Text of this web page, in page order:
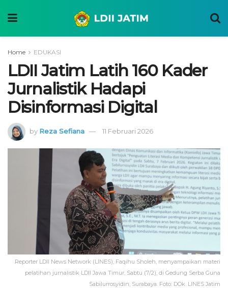
Home EDUKASI
LDII Jatim Latih 160 Kader
Jurnalistik Hadapi
Disinformasi Digital
by Reza Sefiana 11 Februari 2026
Reporter LDII News Network (LINES), Faqihu Sholeh, menyampaikan materi
pelatihan jurnalistik LDII Jawa Timur, Sabtu (7/2), di Gedung Serba Guna
Sabilurrosyidin, Surabaya. Foto: DOk. LINES Jatim